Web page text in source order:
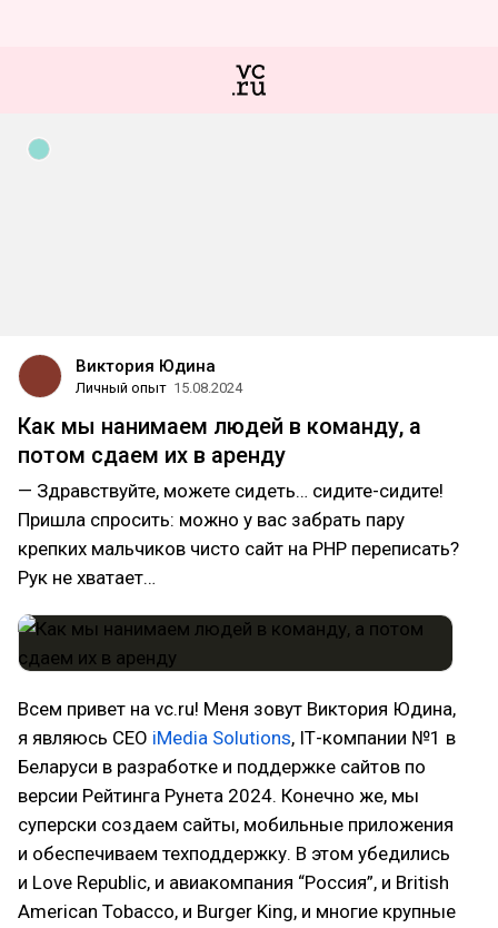
Виктория Юдина
Личный опыт 15.08.2024
Как мы нанимаем людей в команду, а
потом сдаем их в аренду
— Здравствуйте, можете сидеть… сидите-сидите!
Пришла спросить: можно у вас забрать пару
крепких мальчиков чисто сайт на PHP переписать?
Рук не хватает…
Всем привет на vc.ru! Меня зовут Виктория Юдина,
я являюсь CEO iMedia Solutions, IТ-компании №1 в
Беларуси в разработке и поддержке сайтов по
версии Рейтинга Рунета 2024. Конечно же, мы
суперски создаем сайты, мобильные приложения
и обеспечиваем техподдержку. В этом убедились
и Love Republic, и авиакомпания “Россия”, и British
American Tobacco, и Burger King, и многие крупные